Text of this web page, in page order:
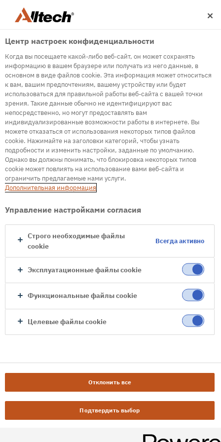
500
Internal Error Server
It seems we're experiencing some technical
difficulties. Try refreshing the page or go to the
homepage
Go to Homepage
Центр настроек конфиденциальности
Когда вы посещаете какой-либо веб-сайт, он может сохранять
информацию в вашем браузере или получать из него данные, в
основном в виде файлов cookie. Эта информация может относиться
к вам, вашим предпочтениям, вашему устройству или будет
использоваться для правильной работы веб-сайта с вашей точки
зрения. Такие данные обычно не идентифицируют вас
непосредственно, но могут предоставлять вам
индивидуализированные возможности работы в интернете. Вы
можете отказаться от использования некоторых типов файлов
cookie. Нажимайте на заголовки категорий, чтобы узнать
подробности и изменить настройки, заданные по умолчанию.
Однако вы должны понимать, что блокировка некоторых типов
cookie может повлиять на использование вами веб-сайта и
ограничить предлагаемые нами услуги.
Дополнительная информация
Управление настройками согласия
Строго необходимые файлы
cookie
Всегда активно
Эксплуатационные файлы cookie
Функциональные файлы cookie
Целевые файлы cookie
Отклонить все
Подтвердить выбор